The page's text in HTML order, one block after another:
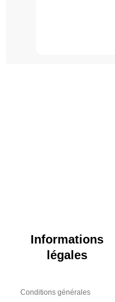
Informations
légales
Conditions générales